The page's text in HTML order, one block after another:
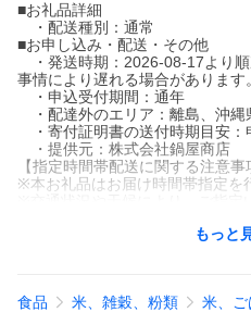
■お礼品詳細
・配送種別：通常
■お申し込み・配送・その他
・発送時期：2026-08-17より
事情により遅れる場合があります
・申込受付期間：通年
・配達外のエリア：離島、沖縄
・寄付証明書の送付時期目安：
・提供元：株式会社鍋屋商店
【指定時間帯配送に関する注意事
※本お礼品はお届け時間帯指定を
※離島・一部の地域におきまして
などを中心に複数の品種をブレン
もっと
食品 米、雑穀、粉類 米、ご